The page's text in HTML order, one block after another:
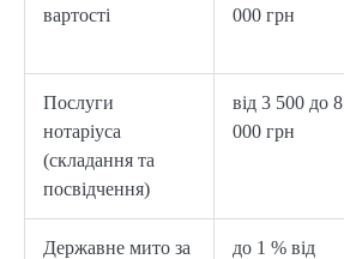
вартості
000 грн
Послуги
нотаріуса
(складання та
посвідчення)
від 3 500 до 8
000 грн
Державне мито за
до 1 % від